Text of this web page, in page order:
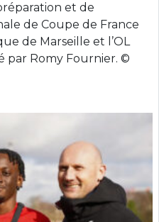
et de
de Coupe de France
de Marseille et l’OL
par Romy Fournier. ©